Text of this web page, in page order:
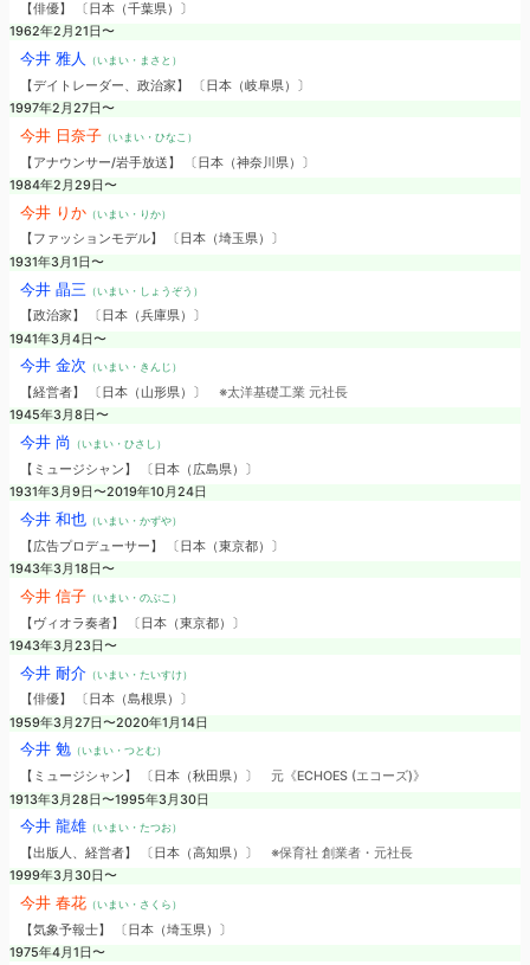
【俳優】 〔日本（千葉県）〕
1962年2月21日〜
今井 雅人 （いまい・まさと）
【デイトレーダー、政治家】 〔日本（岐阜県）〕
1997年2月27日〜
今井 日奈子（いまい・ひなこ）
【アナウンサー/岩手放送】 〔日本（神奈川県）〕
1984年2月29日〜
今井 りか（いまい・りか）
【ファッションモデル】 〔日本（埼玉県）〕
1931年3月1日〜
今井 晶三 （いまい・しょうぞう）
【政治家】 〔日本（兵庫県）〕
1941年3月4日〜
今井 金次 （いまい・きんじ）
【経営者】 〔日本（山形県）〕 ※太洋基礎工業 元社長
1945年3月8日〜
今井 尚 （いまい・ひさし）
【ミュージシャン】 〔日本（広島県）〕
1931年3月9日〜2019年10月24日
今井 和也（いまい・かずや）
【広告プロデューサー】 〔日本（東京都）〕
1943年3月18日〜
今井 信子（いまい・のぶこ）
【ヴィオラ奏者】 〔日本（東京都）〕
1943年3月23日〜
今井 耐介（いまい・たいすけ）
【俳優】 〔日本（島根県）〕
1959年3月27日〜2020年1月14日
今井 勉（いまい・つとむ）
【ミュージシャン】 〔日本（秋田県）〕 元《ECHOES (エコーズ)》
1913年3月28日〜1995年3月30日
今井 龍雄（いまい・たつお）
【出版人、経営者】 〔日本（高知県）〕 ※保育社 創業者・元社長
1999年3月30日〜
今井 春花（いまい・さくら）
【気象予報士】 〔日本（埼玉県）〕
1975年4月1日〜